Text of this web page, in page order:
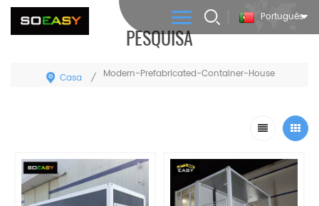
Português
PESQUISA
Casa / Modern-Prefabricated-Container-House